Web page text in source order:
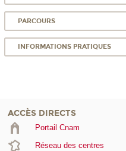
PARCOURS
INFORMATIONS PRATIQUES
ACCÈS DIRECTS
Portail Cnam
Réseau des centres